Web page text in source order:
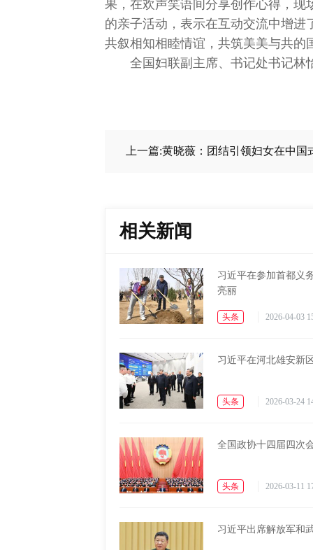
果，在欢声笑语间分享创作心得，
的亲子活动，表示在互动交流中增
共叙相知相睦情谊，共筑美美与共的
全国妇联副主席、书记处书记林
上一篇:黄晓薇：团结引领妇女在中
相关新闻
习近平在参加首都义
亮丽
头条 2026-04-03
习近平在河北雄安新
头条 2026-03-24
全国政协十四届四次
头条 2026-03-11
习近平出席解放军和